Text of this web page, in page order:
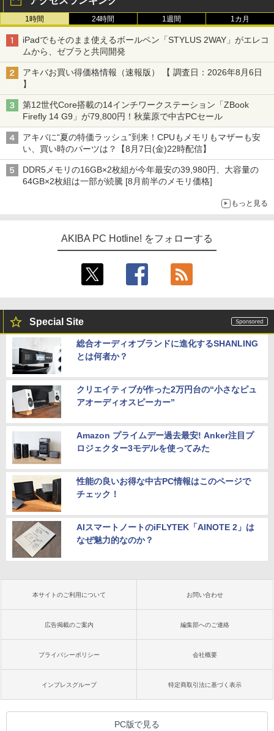
1時間 24時間 1週間 1カ月
iPadでもそのまま使えるボールペン「STYLUS 2WAY」がエレコ
ムから、ゼブラと共同開発
アキバお買い得価格情報（速報版） 【 調査日：2026年8月6日
】
第12世代Core搭載の14インチワークステーション「ZBook
Firefly 14 G9」が79,800円！秋葉原で中古PCセール
アキバに“夏の特価ラッシュ”到来！CPUもメモリもマザーも安
い、買い時のパーツは？【8月7日(金)22時配信】
DDR5メモリの16GB×2枚組が今年最安の39,980円、大容量の
64GB×2枚組は一部が続騰 [8月前半のメモリ価格]
もっと見る
AKIBA PC Hotline! をフォローする
Special Site
総合オーディオブランドに進化するSHANLING
とは何者か？
クリエイティブが作った2万円台の“小さなピュ
アオーディオスピーカー”
Amazon プライムデー過去最安! Anker注目プ
ロジェクター3モデルを使ってみた
性能の良いお得な中古PC情報はこのページで
チェック！
AIスマートノートのiFLYTEK「AINOTE 2」は
なぜ魅力的なのか？
本サイトのご利用について お問い合わせ
広告掲載のご案内 編集部へのご連絡
プライバシーポリシー 会社概要
インプレスグループ 特定商取引法に基づく表示
PC版で見る